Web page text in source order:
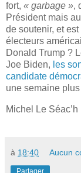
fort, « garbage »,
Président mais
de soutenir, et
électeurs
Donald Trump ?
Joe Biden, les
candidate
une semaine plus
Michel Le Séac’h
à 18:40 Aucun